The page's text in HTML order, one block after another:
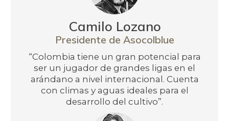
Camilo Lozano
Presidente de Asocolblue
“Colombia tiene un gran potencial para
ser un jugador de grandes ligas en el
arándano a nivel internacional. Cuenta
con climas y aguas ideales para el
desarrollo del cultivo”.